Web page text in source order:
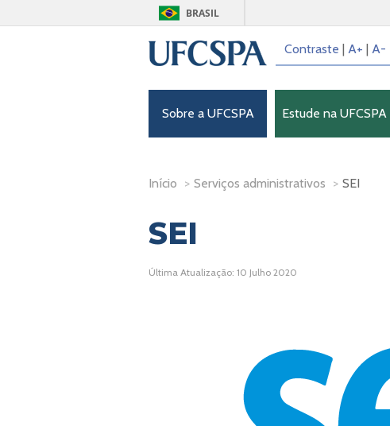
BRASIL
Contraste | A+ | A-
Sobre a UFCSPA Estude na UFCSPA
Início > Serviços administrativos > SEI
SEI
Última Atualização: 10 Julho 2020